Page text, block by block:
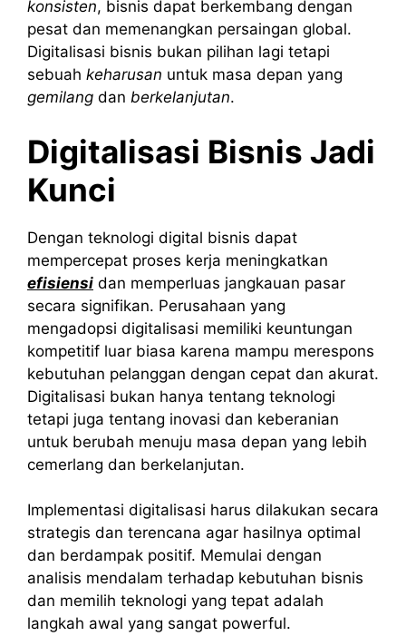
konsisten, bisnis dapat berkembang dengan
pesat dan memenangkan persaingan global.
Digitalisasi bisnis bukan pilihan lagi tetapi
sebuah keharusan untuk masa depan yang
gemilang dan berkelanjutan.
Digitalisasi Bisnis Jadi
Kunci
Dengan teknologi digital bisnis dapat
mempercepat proses kerja meningkatkan
efisiensi dan memperluas jangkauan pasar
secara signifikan. Perusahaan yang
mengadopsi digitalisasi memiliki keuntungan
kompetitif luar biasa karena mampu merespons
kebutuhan pelanggan dengan cepat dan akurat.
Digitalisasi bukan hanya tentang teknologi
tetapi juga tentang inovasi dan keberanian
untuk berubah menuju masa depan yang lebih
cemerlang dan berkelanjutan.
Implementasi digitalisasi harus dilakukan secara
strategis dan terencana agar hasilnya optimal
dan berdampak positif. Memulai dengan
analisis mendalam terhadap kebutuhan bisnis
dan memilih teknologi yang tepat adalah
langkah awal yang sangat powerful.